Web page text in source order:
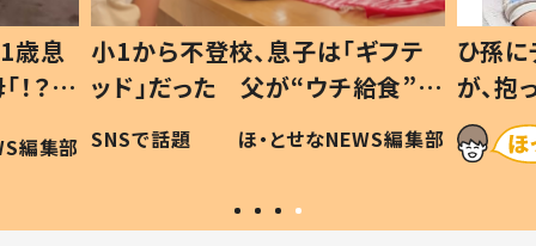
歳息
？」
編集部
小1から不登校、息子は「ギフテ
ッド」だった 父が“ウチ給食”を
作り続ける理由とは #令和の親
#令和の子
SNSで話題 ほ・とせなNEWS編集部
ひ孫
が、
「涙が
い」